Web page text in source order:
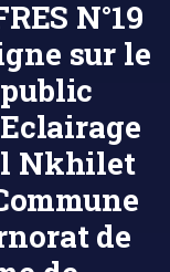
N°19
sur le
Nkhilet
de